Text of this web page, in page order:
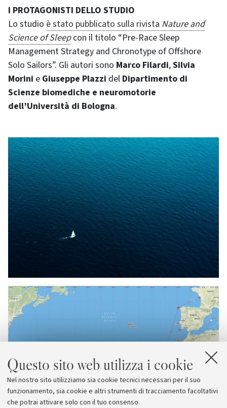
Questo sito web utilizza i cookie
Nel nostro sito utilizziamo sia cookie tecnici necessari per il suo
funzionamento, sia cookie e altri strumenti di tracciamento facoltativi
che potrai attivare solo con il tuo consenso.
I PROTAGONISTI DELLO STUDIO
Lo studio è stato pubblicato sulla rivista Nature and
Science of Sleepcon il titolo “Pre-Race Sleep
Management Strategy and Chronotype of Offshore
Solo Sailors”. Gli autori sono Marco Filardi,Silvia
Morini e Giuseppe Plazzi del Dipartimento di
Scienze biomediche e neuromotorie
dell’Università di Bologna.